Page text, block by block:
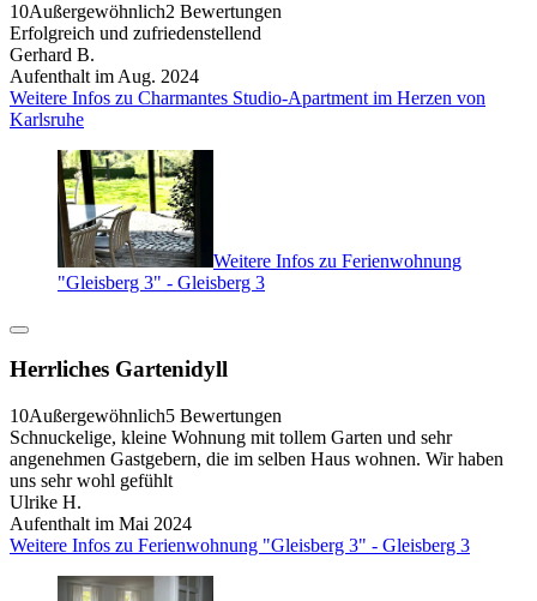
10Außergewöhnlich2 Bewertungen
Erfolgreich und zufriedenstellend
Gerhard B.
Aufenthalt im Aug. 2024
Weitere Infos zu Charmantes Studio-Apartment im Herzen von
Karlsruhe
Weitere Infos zu Ferienwohnung
"Gleisberg 3" - Gleisberg 3
Herrliches Gartenidyll
10Außergewöhnlich5 Bewertungen
Schnuckelige, kleine Wohnung mit tollem Garten und sehr
angenehmen Gastgebern, die im selben Haus wohnen. Wir haben
uns sehr wohl gefühlt
Ulrike H.
Aufenthalt im Mai 2024
Weitere Infos zu Ferienwohnung "Gleisberg 3" - Gleisberg 3